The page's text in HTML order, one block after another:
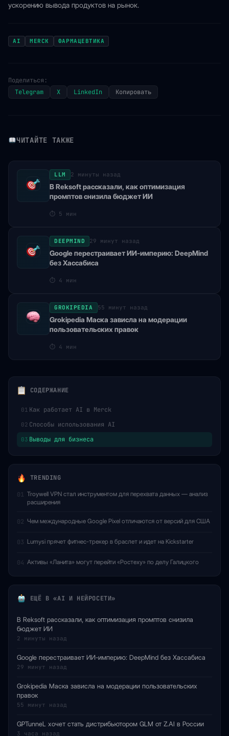
ускорению вывода продуктов на рынок.
AI MERCK ФАРМАЦЕВТИКА
Поделиться:
Telegram
X LinkedIn Копировать
ЧИТАЙТЕ ТАКЖЕ
LLM 2 минуты назад
В Reksoft рассказали, как оптимизация
промптов снизила бюджет ИИ
⏱ 5 мин
DEEPMIND 29 минут назад
Google перестраивает ИИ-империю: DeepMind
без Хассабиса
⏱ 4 мин
GROKIPEDIA 55 минут назад
Grokipedia Маска зависла на модерации
пользовательских правок
⏱ 4 мин
СОДЕРЖАНИЕ
01 Как работает AI в Merck
02 Способы использования AI
03 Выводы для бизнеса
TRENDING
01 Troywell VPN стал инструментом для перехвата данных — анализ
расширения
02 Чем международные Google Pixel отличаются от версий для США
03 Lumysi прячет фитнес-трекер в браслет и идет на Kickstarter
04 Активы «Ланита» могут перейти «Ростеху» по делу Галицкого
ЕЩЁ В «AI И НЕЙРОСЕТИ»
В Reksoft рассказали, как оптимизация промптов снизила
бюджет ИИ
2 минуты назад
Google перестраивает ИИ-империю: DeepMind без Хассабиса
29 минут назад
Grokipedia Маска зависла на модерации пользовательских
правок
55 минут назад
GPTunneL хочет стать дистрибьютором GLM от Z.AI в России
3 часа назад